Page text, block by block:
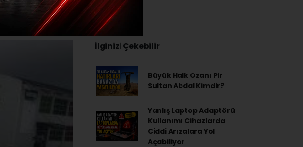
- 15:58
İlginizi Çekebilir
Büyük Halk Ozanı Pir
Sultan Abdal Kimdir?
Yanlış Laptop Adaptörü
Kullanımı Cihazlarda
Ciddi Arızalara Yol
Açabiliyor